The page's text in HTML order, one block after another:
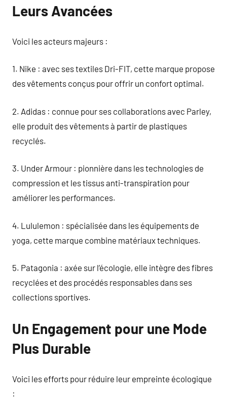
Leurs Avancées
Voici les acteurs majeurs :
1. Nike : avec ses textiles Dri-FIT, cette marque propose
des vêtements conçus pour offrir un confort optimal.
2. Adidas : connue pour ses collaborations avec Parley,
elle produit des vêtements à partir de plastiques
recyclés.
3. Under Armour : pionnière dans les technologies de
compression et les tissus anti-transpiration pour
améliorer les performances.
4. Lululemon : spécialisée dans les équipements de
yoga, cette marque combine matériaux techniques.
5. Patagonia : axée sur l’écologie, elle intègre des fibres
recyclées et des procédés responsables dans ses
collections sportives.
Un Engagement pour une Mode
Plus Durable
Voici les efforts pour réduire leur empreinte écologique
: